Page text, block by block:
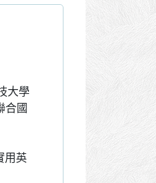
大學
合國
用英